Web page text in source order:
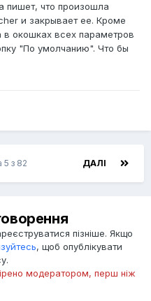
пишет, что произошла
и закрывает ее. Кроме
в окошках всех параметров
"По умолчанию". Что бы
ДАЛІ
5 з 82
пізніше. Якщо
, щоб опублікувати
модератором, перш ніж